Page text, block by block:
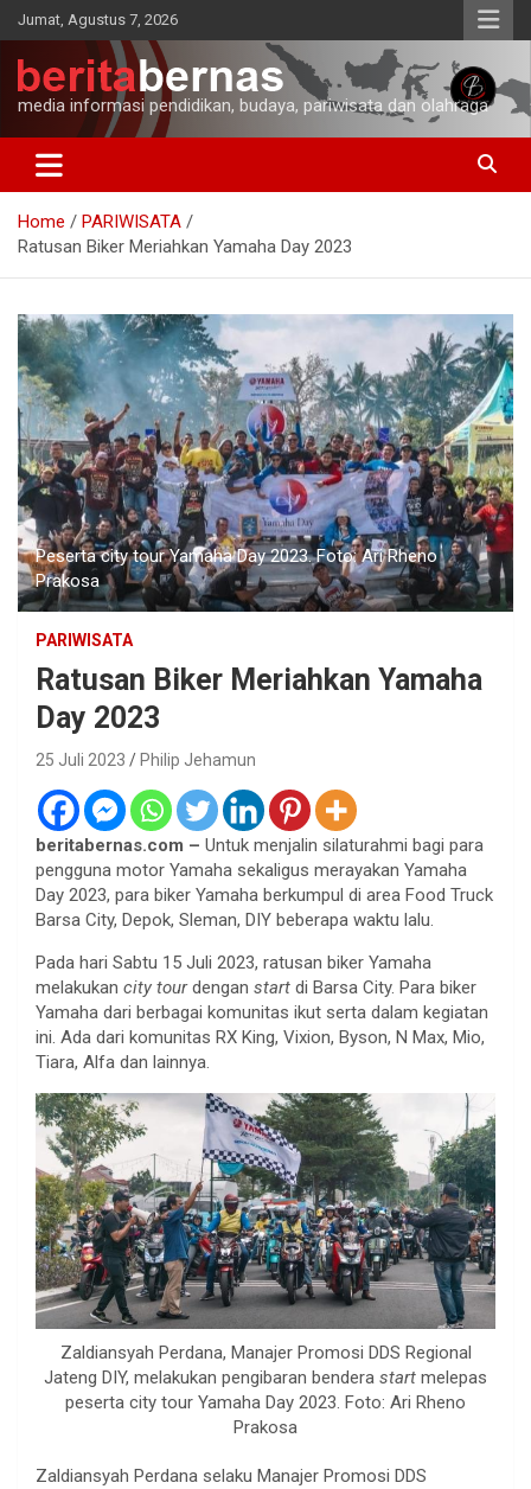
Skip
to
content
Jumat, Agustus 7, 2026
media informasi pendidikan, budaya, pariwisata dan olahraga
Home
PARIWISATA
Ratusan Biker Meriahkan Yamaha Day 2023
Peserta city tour Yamaha Day 2023. Foto: Ari Rheno
Prakosa
PARIWISATA
Ratusan Biker Meriahkan Yamaha
Day 2023
25 Juli 2023 Philip Jehamun
beritabernas.com – Untuk menjalin silaturahmi bagi para
pengguna motor Yamaha sekaligus merayakan Yamaha
Day 2023, para biker Yamaha berkumpul di area Food Truck
Barsa City, Depok, Sleman, DIY beberapa waktu lalu.
Pada hari Sabtu 15 Juli 2023, ratusan biker Yamaha
melakukan city tourdengan start di Barsa City. Para biker
Yamaha dari berbagai komunitas ikut serta dalam kegiatan
ini. Ada dari komunitas RX King, Vixion, Byson, N Max, Mio,
Tiara, Alfa dan lainnya.
Zaldiansyah Perdana, Manajer Promosi DDS Regional
Jateng DIY, melakukan pengibaran bendera start melepas
peserta city tour Yamaha Day 2023. Foto: Ari Rheno
Prakosa
Zaldiansyah Perdana selaku Manajer Promosi DDS